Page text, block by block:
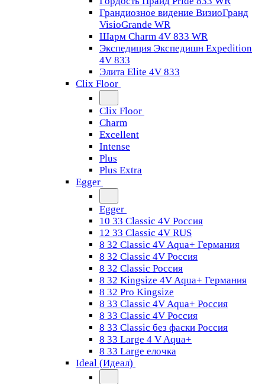
Грандиозное видение ВизиоГранд
VisioGrande WR
Шарм Charm 4V 833 WR
Экспедиция Экспедишн Expedition
4V 833
Элита Elite 4V 833
Clix Floor
Clix Floor
Charm
Excellent
Intense
Plus
Plus Extra
Egger
Egger
10 33 Classic 4V Россия
12 33 Classic 4V RUS
8 32 Classic 4V Aqua+ Германия
8 32 Classic 4V Россия
8 32 Classic Россия
8 32 Kingsize 4V Aqua+ Германия
8 32 Pro Kingsize
8 33 Classic 4V Aqua+ Россия
8 33 Classic 4V Россия
8 33 Classic без фаски Россия
8 33 Large 4 V Aqua+
8 33 Large елочка
Ideal (Идеал)